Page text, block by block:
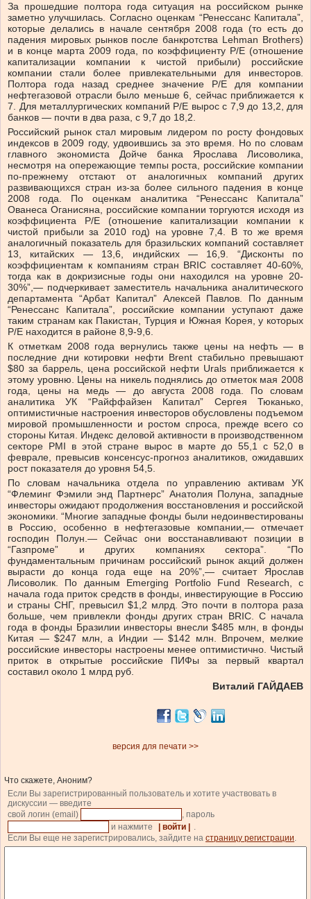
За прошедшие полтора года ситуация на российском рынке
заметно улучшилась. Согласно оценкам “Ренессанс Капитала”,
которые делались в начале сентября 2008 года (то есть до
падения мировых рынков после банкротства Lehman Brothers)
и в конце марта 2009 года, по коэффициенту P/E (отношение
капитализации компании к чистой прибыли) российские
компании стали более привлекательными для инвесторов.
Полтора года назад среднее значение P/E для компании
нефтегазовой отрасли было меньше 6, сейчас приближается к
7. Для металлургических компаний P/E вырос с 7,9 до 13,2, для
банков — почти в два раза, с 9,7 до 18,2.
Российский рынок стал мировым лидером по росту фондовых
индексов в 2009 году, удвоившись за это время. Но по словам
главного экономиста Дойче банка Ярослава Лисоволика,
несмотря на опережающие темпы роста, российские компании
по-прежнему отстают от аналогичных компаний других
развивающихся стран из-за более сильного падения в конце
2008 года. По оценкам аналитика “Ренессанс Капитала”
Ованеса Оганисяна, российские компании торгуются исходя из
коэффициента P/E (отношение капитализации компании к
чистой прибыли за 2010 год) на уровне 7,4. В то же время
аналогичный показатель для бразильских компаний составляет
13, китайских — 13,6, индийских — 16,9. “Дисконты по
коэффициентам к компаниям стран BRIC составляет 40-60%,
тогда как в докризисные годы они находился на уровне 20-
30%”,— подчеркивает заместитель начальника аналитического
департамента “Арбат Капитал” Алексей Павлов. По данным
“Ренессанс Капитала”, российские компании уступают даже
таким странам как Пакистан, Турция и Южная Корея, у которых
P/E находится в районе 8,9-9,6.
К отметкам 2008 года вернулись также цены на нефть — в
последние дни котировки нефти Brent стабильно превышают
$80 за баррель, цена российской нефти Urals приближается к
этому уровню. Цены на никель поднялись до отметок мая 2008
года, цены на медь — до августа 2008 года. По словам
аналитика УК “Райффайзен Капитал” Сергея Тюканько,
оптимистичные настроения инвесторов обусловлены подъемом
мировой промышленности и ростом спроса, прежде всего со
стороны Китая. Индекс деловой активности в производственном
секторе PMI в этой стране вырос в марте до 55,1 с 52,0 в
феврале, превысив консенсус-прогноз аналитиков, ожидавших
рост показателя до уровня 54,5.
По словам начальника отдела по управлению активам УК
“Флеминг Фэмили энд Партнерс” Анатолия Полуна, западные
инвесторы ожидают продолжения восстановления и российской
экономики. “Многие западные фонды были недоинвестированы
в Россию, особенно в нефтегазовые компании,— отмечает
господин Полун.— Сейчас они восстанавливают позиции в
“Газпроме” и других компаниях сектора”. “По
фундаментальным причинам российский рынок акций должен
вырасти до конца года еще на 20%”,— считает Ярослав
Лисоволик. По данным Emerging Portfolio Fund Research, с
начала года приток средств в фонды, инвестирующие в Россию
и страны СНГ, превысил $1,2 млрд. Это почти в полтора раза
больше, чем привлекли фонды других стран BRIC. С начала
года в фонды Бразилии инвесторы внесли $485 млн, в фонды
Китая — $247 млн, а Индии — $142 млн. Впрочем, мелкие
российские инвесторы настроены менее оптимистично. Чистый
приток в открытые российские ПИФы за первый квартал
составил около 1 млрд руб.
Виталий ГАЙДАЕВ
версия для печати >>
Что скажете, Аноним?
Если Вы зарегистрированный пользователь и хотите участвовать в
дискуссии — введите
свой логин (email)
, пароль
и нажмите
| войти |
.
Если Вы еще не зарегистрировались, зайдите на страницу регистрации.